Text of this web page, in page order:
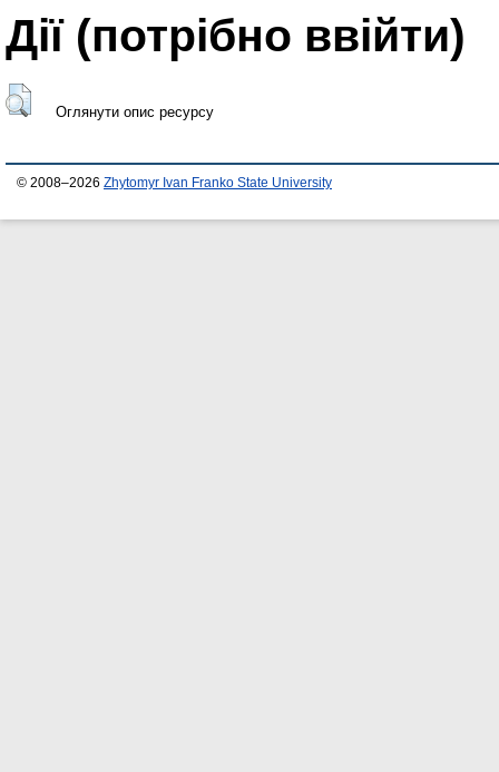
Дії ​​(потрібно ввійти)
Оглянути опис ресурсу
© 2008–2026 Zhytomyr Ivan Franko State University